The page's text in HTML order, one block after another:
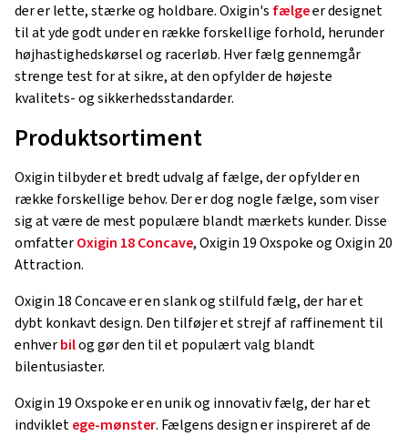
der er lette, stærke og holdbare. Oxigin's fælgeer designet
til at yde godt under en række forskellige forhold, herunder
højhastighedskørsel og racerløb. Hver fælg gennemgår
strenge test for at sikre, at den opfylder de højeste
kvalitets- og sikkerhedsstandarder.
Produktsortiment
Oxigin tilbyder et bredt udvalg af fælge, der opfylder en
række forskellige behov. Der er dog nogle fælge, som viser
sig at være de mest populære blandt mærkets kunder. Disse
omfatterOxigin 18 Concave, Oxigin 19 Oxspoke og Oxigin 20
Attraction.
Oxigin 18 Concave er en slank og stilfuld fælg, der har et
dybt konkavt design. Den tilføjer et strejf af raffinement til
enhverbilog gør den til et populært valg blandt
bilentusiaster.
Oxigin 19 Oxspoke er en unik og innovativ fælg, der har et
indvikletege-mønster. Fælgens design er inspireret af de